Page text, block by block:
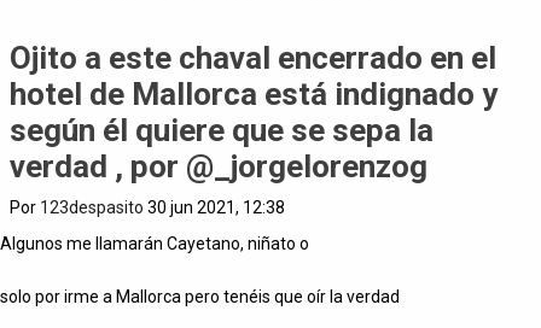
Ojito a este chaval encerrado en el
hotel de Mallorca está indignado y
según él quiere que se sepa la
verdad , por @_jorgelorenzog
Por 123despasito 30 jun 2021, 12:38
Algunos me llamarán Cayetano, niñato o
solo por irme a Mallorca pero tenéis que oír la verdad